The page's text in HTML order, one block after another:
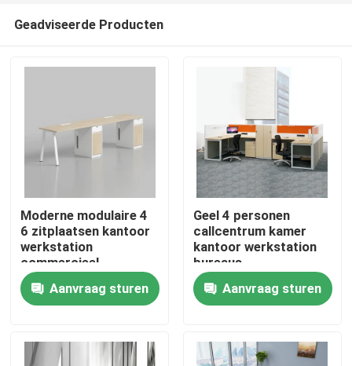
Thuis
Producten
Geadviseerde Producten
Moderne modulaire 4
6 zitplaatsen kantoor
werkstation
commercieel
personeel kantoor
bureau met privacy
scherm
Aanvraag sturen
Geel 4 personen
callcentrum kamer
kantoor werkstation
bureaus
Aanvraag sturen